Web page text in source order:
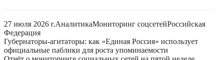
27 июля 2026 г.АналитикаМониторинг соцсетейРоссийская
Федерация
Губернаторы-агитаторы: как «Единая Россия» использует
официальные паблики для роста упоминаемости